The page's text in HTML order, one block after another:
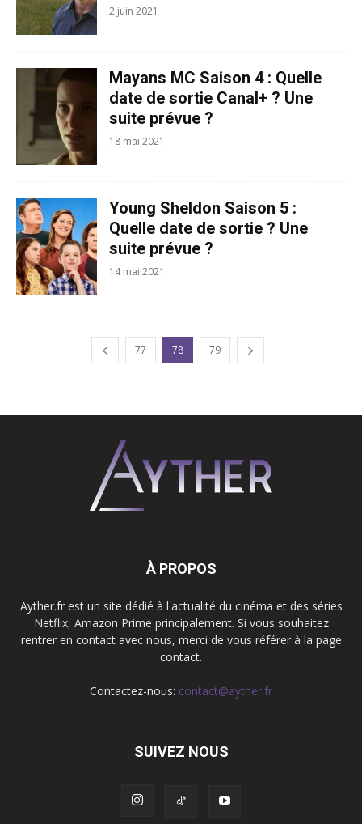
2 juin 2021
Mayans MC Saison 4 : Quelle
date de sortie Canal+ ? Une
suite prévue ?
18 mai 2021
Young Sheldon Saison 5 :
Quelle date de sortie ? Une
suite prévue ?
14 mai 2021
77 78 79
À PROPOS
Ayther.fr est un site dédié à l'actualité du cinéma et des séries
Netflix, Amazon Prime principalement. Si vous souhaitez
rentrer en contact avec nous, merci de vous référer à la page
contact.
Contactez-nous: contact@ayther.fr
SUIVEZ NOUS